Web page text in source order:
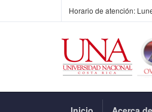
Horario de atención: